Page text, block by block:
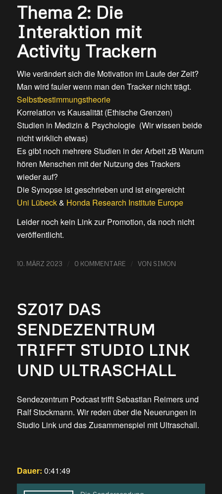
Thema 2: Die
Interaktion mit
Activity Trackern
Wie verändert sich die Motivation im Laufe der Zeit?
Man wird fauler wenn man den Tracker nicht trägt.
Selbstbestimmungstheorie
Korrelation vs Kausalität (Ethische Grenzen)
Studien in Medizin & Psychologie (Wir wissen beide
nicht wirklich etwas)
Es gibt noch mehrere Studien in der Arbeit zB Warum
hören Menschen mit der Nutzung des Trackers
wieder auf?
Die Synopse ist geschrieben und ist eingereicht
Uni Lübeck& Honda Research Institute Europe
Leider noch kein Link zur Promotion, da noch nicht
veröffentlicht.
10. MÄRZ 2023 / 0 KOMMENTARE / VON SIMON
SZ017 DAS
SENDEZENTRUM
TRIFFT STUDIO LINK
UND ULTRASCHALL
Sendezentrum Podcast trifft Sebastian Reimers und
Ralf Stockmann. Wir reden über die Neuerungen in
Studio Link und das Zusammenspiel mit Ultraschall.
Dauer: 0:41:49